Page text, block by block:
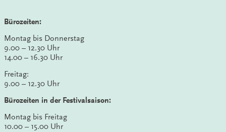
Bürozeiten:
Montag bis Donnerstag
9.00 – 12.30 Uhr
14.00 – 16.30 Uhr
Freitag:
9.00 – 12.30 Uhr
Bürozeiten in der Festivalsaison:
Montag bis Freitag
10.00 – 15.00 Uhr